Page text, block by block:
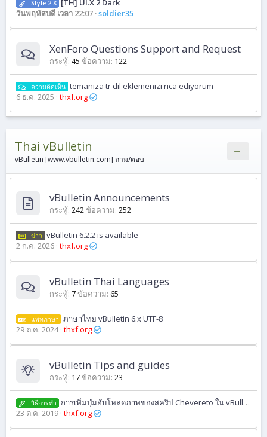
Style 2.X
[TH] UI.X 2 Dark
วันพฤหัสบดี เวลา 22:07 soldier35
XenForo Questions Support and Request
กระทู้ 45 ข้อความ 122
ความคิดเห็น temanıza tr dil eklemenizi rica ediyorum
6 ธ.ค. 2025 thxf.org
Thai vBulletin
vBulletin [www.vbulletin.com] ถาม/ตอบ
vBulletin Announcements
กระทู้ 242ข้อความ 252
ข่าว vBulletin 6.2.2 is available
2 ก.ค. 2026 thxf.org
vBulletin Thai Languages
กระทู้ 7ข้อความ 65
แพทภาษา ภาษาไทย vBulletin 6.x UTF-8
29 ต.ค. 2024 thxf.org
vBulletin Tips and guides
กระทู้ 17ข้อความ 23
วิธีการทํา
การเพิ่มปุ่มอับโหลดภาพของสคริป Chevereto ใน vBulletin
23 ต.ค. 2019 thxf.org